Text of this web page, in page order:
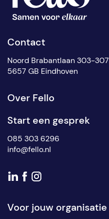
Contact
Noord Brabantlaan 303-307
5657 GB Eindhoven
Over Fello
Start een gesprek
085 303 6296
info@fello.nl
Voor jouw organisatie